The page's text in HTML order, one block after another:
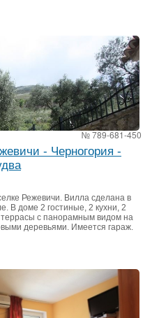
№ 789-681-450
- Черногория -
Режевичи. Вилла сделана в
В доме 2 гостиные, 2 кухни, 2
с панорамным видом на
деревьями. Имеется гараж.